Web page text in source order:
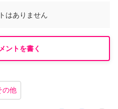
はありません
ントを書く
の他